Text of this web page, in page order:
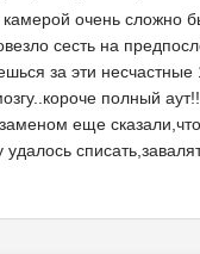
очень сложно
сесть на
за эти несчастные
полный
еще